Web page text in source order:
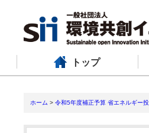
トップ
ホーム > 令和5年度補正予算 省エネルギー